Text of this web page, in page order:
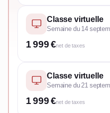
Classe virtuelle
Semaine du 14
1 999 €net de taxes
Classe virtuelle
Semaine du 21
1 999 €net de taxes